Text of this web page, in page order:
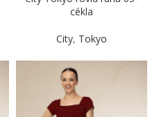
cékla
City, Tokyo